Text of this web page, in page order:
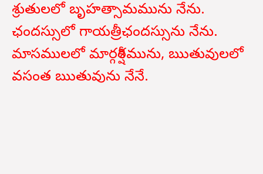
శ్రుతులలో బృహత్సామమును నేను.
ఛందస్సులో గాయత్రీఛందస్సును నేను.
మాసములలో మార్గశీర్షమును, ఋతువులలో
వసంత ఋతువును నేనే.